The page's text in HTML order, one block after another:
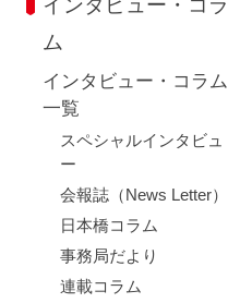
インタビュー・コラ
ム
インタビュー・コラム
一覧
スペシャルインタビュ
ー
会報誌（News Letter）
日本橋コラム
事務局だより
連載コラム